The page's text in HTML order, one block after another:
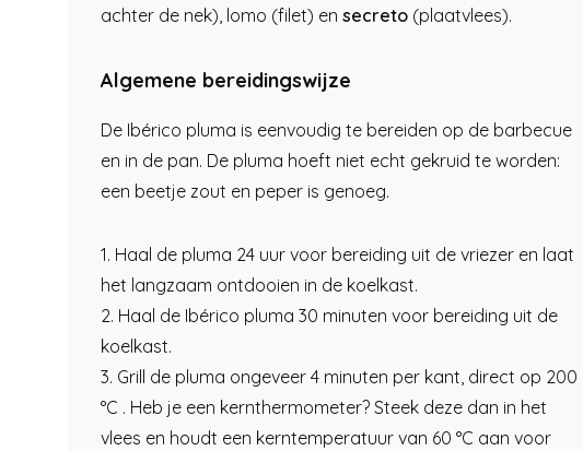
achter de nek), lomo (filet) en secreto (plaatvlees).
Algemene bereidingswijze
De Ibérico pluma is eenvoudig te bereiden op de barbecue
en in de pan. De pluma hoeft niet echt gekruid te worden:
een beetje zout en peper is genoeg.
1. Haal de pluma 24 uur voor bereiding uit de vriezer en laat
het langzaam ontdooien in de koelkast.
2. Haal de Ibérico pluma 30 minuten voor bereiding uit de
koelkast.
3. Grill de pluma ongeveer 4 minuten per kant, direct op 200
°C . Heb je een kernthermometer? Steek deze dan in het
vlees en houdt een kerntemperatuur van 60 °C aan voor